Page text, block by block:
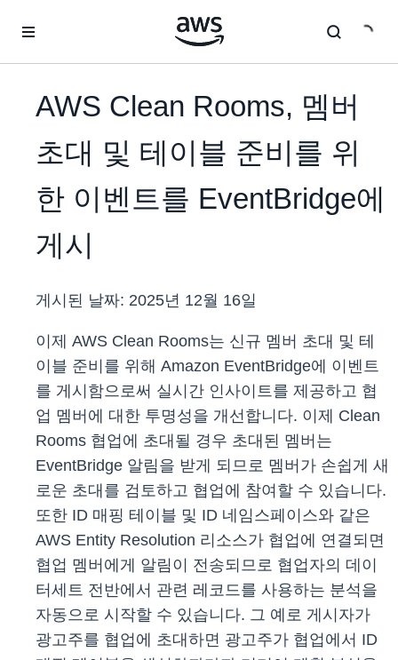
AWS Clean Rooms, 멤버
초대 및 테이블 준비를 위
한 이벤트를 EventBridge에
게시
게시된 날짜: 2025년 12월 16일
이제 AWS Clean Rooms는 신규 멤버 초대 및 테
이블 준비를 위해 Amazon EventBridge에 이벤트
를 게시함으로써 실시간 인사이트를 제공하고 협
업 멤버에 대한 투명성을 개선합니다. 이제 Clean
Rooms 협업에 초대될 경우 초대된 멤버는
EventBridge 알림을 받게 되므로 멤버가 손쉽게 새
로운 초대를 검토하고 협업에 참여할 수 있습니다.
또한 ID 매핑 테이블 및 ID 네임스페이스와 같은
AWS Entity Resolution 리소스가 협업에 연결되면
협업 멤버에게 알림이 전송되므로 협업자의 데이
터세트 전반에서 관련 레코드를 사용하는 분석을
자동으로 시작할 수 있습니다. 그 예로 게시자가
광고주를 협업에 초대하면 광고주가 협업에서 ID